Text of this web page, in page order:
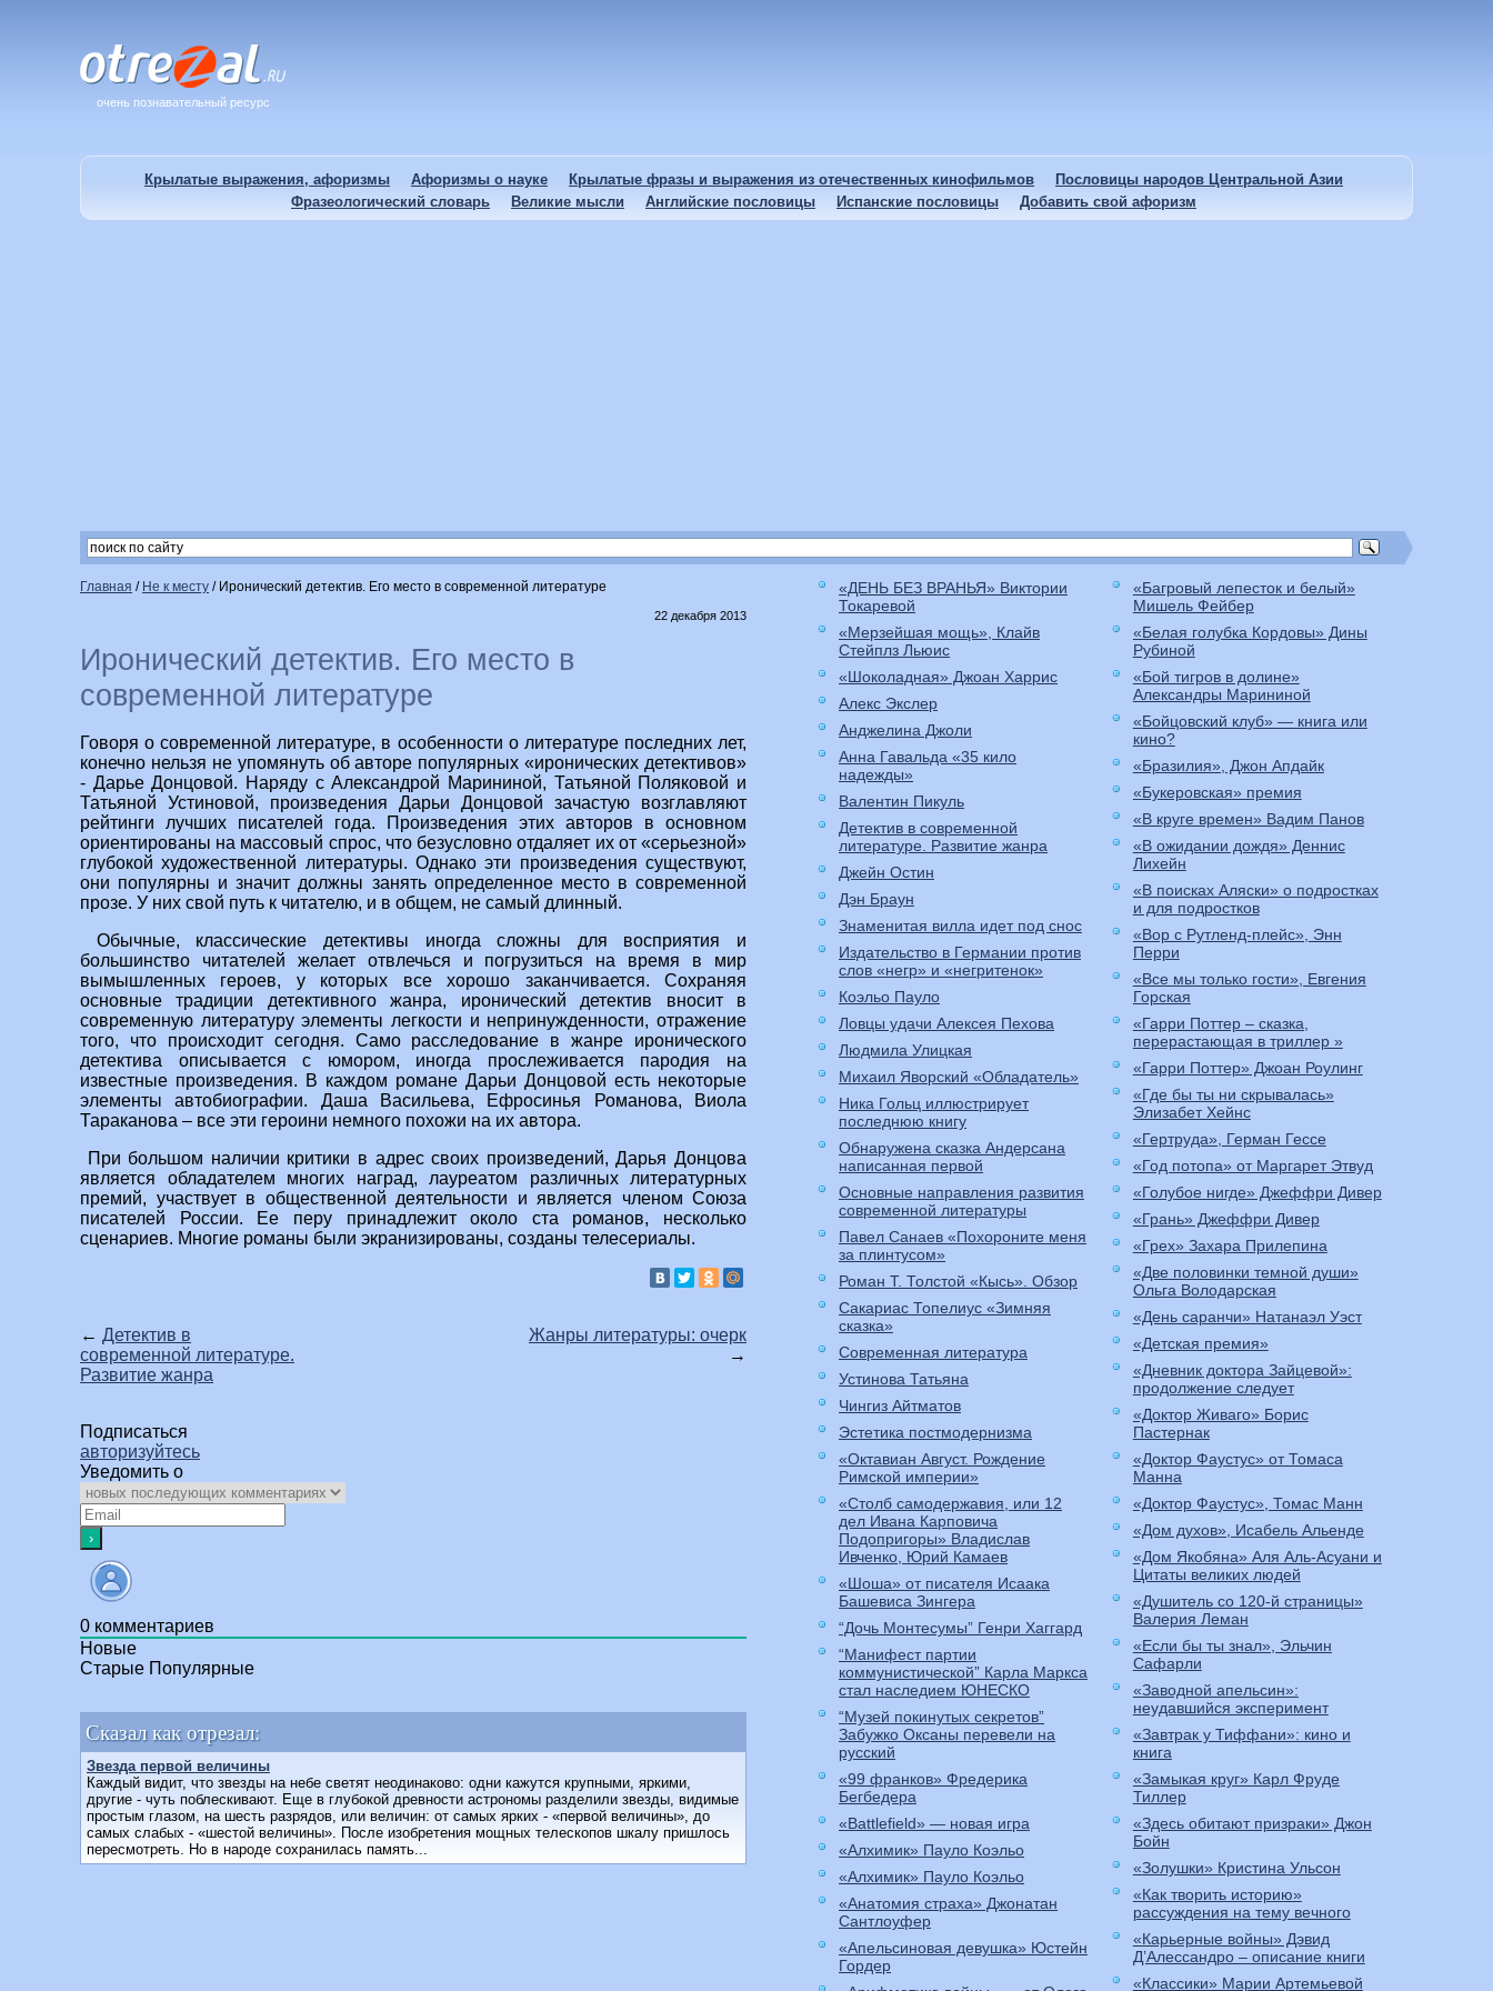
очень познавательный ресурс
Крылатые выражения, афоризмы Афоризмы о науке Крылатые фразы и выражения из отечественных кинофильмов
Пословицы народов Центральной Азии
Фразеологический словарь
Великие мысли Английские пословицы Испанские пословицы Добавить свой афоризм
Главная / Не к месту / Иронический детектив. Его место в современной литературе
22 декабря 2013
Иронический детектив. Его место в
современной литературе
Говоря о современной литературе, в особенности о литературе последних лет,
конечно нельзя не упомянуть об авторе популярных «иронических детективов»
- Дарье Донцовой. Наряду с Александрой Марининой, Татьяной Поляковой и
Татьяной Устиновой, произведения Дарьи Донцовой зачастую возглавляют
рейтинги лучших писателей года. Произведения этих авторов в основном
ориентированы на массовый спрос, что безусловно отдаляет их от «серьезной»
глубокой художественной литературы. Однако эти произведения существуют,
они популярны и значит должны занять определенное место в современной
прозе. У них свой путь к читателю, и в общем, не самый длинный.
Обычные, классические детективы иногда сложны для восприятия и
большинство читателей желает отвлечься и погрузиться на время в мир
вымышленных героев, у которых все хорошо заканчивается. Сохраняя
основные традиции детективного жанра, иронический детектив вносит в
современную литературу элементы легкости и непринужденности, отражение
того, что происходит сегодня. Само расследование в жанре иронического
детектива описывается с юмором, иногда прослеживается пародия на
известные произведения. В каждом романе Дарьи Донцовой есть некоторые
элементы автобиографии. Даша Васильева, Ефросинья Романова, Виола
Тараканова – все эти героини немного похожи на их автора.
При большом наличии критики в адрес своих произведений, Дарья Донцова
является обладателем многих наград, лауреатом различных литературных
премий, участвует в общественной деятельности и является членом Союза
писателей России. Ее перу принадлежит около ста романов, несколько
сценариев. Многие романы были экранизированы, созданы телесериалы.
← Детектив в
современной литературе.
Развитие жанра
Жанры литературы: очерк
→
Подписаться
авторизуйтесь
Уведомить о
0 комментариев
Новые
Старые Популярные
Сказал как отрезал:
Звезда первой величины
Каждый видит, что звезды на небе светят неодинаково: одни кажутся крупными, яркими,
другие - чуть поблескивают. Еще в глубокой древности астрономы разделили звезды, видимые
простым глазом, на шесть разрядов, или величин: от самых ярких - «первой величины», до
самых слабых - «шестой величины». После изобретения мощных телескопов шкалу пришлось
пересмотреть. Но в народе сохранилась память...
«ДЕНЬ БЕЗ ВРАНЬЯ» Виктории
Токаревой
«Мерзейшая мощь», Клайв
Стейплз Льюис
«Шоколадная» Джоан Харрис
Алекс Экслер
Анджелина Джоли
Анна Гавальда «35 кило
надежды»
Валентин Пикуль
Детектив в современной
литературе. Развитие жанра
Джейн Остин
Дэн Браун
Знаменитая вилла идет под снос
Издательство в Германии против
слов «негр» и «негритенок»
Коэльо Пауло
Ловцы удачи Алексея Пехова
Людмила Улицкая
Михаил Яворский «Обладатель»
Ника Гольц иллюстрирует
последнюю книгу
Обнаружена сказка Андерсана
написанная первой
Основные направления развития
современной литературы
Павел Санаев «Похороните меня
за плинтусом»
Роман Т. Толстой «Кысь». Обзор
Сакариас Топелиус «Зимняя
сказка»
Современная литература
Устинова Татьяна
Чингиз Айтматов
Эстетика постмодернизма
«Октавиан Август. Рождение
Римской империи»
«Столб самодержавия, или 12
дел Ивана Карповича
Подопригоры» Владислав
Ивченко, Юрий Камаев
«Шоша» от писателя Исаака
Башевиса Зингера
“Дочь Монтесумы” Генри Хаггард
“Манифест партии
коммунистической” Карла Маркса
стал наследием ЮНЕСКО
“Музей покинутых секретов”
Забужко Оксаны перевели на
русский
«99 франков» Фредерика
Бегбедера
«Battlefield» — новая игра
«Алхимик» Пауло Коэльо
«Алхимик» Пауло Коэльо
«Анатомия страха» Джонатан
Сантлоуфер
«Апельсиновая девушка» Юстейн
Гордер
«Багровый лепесток и белый»
Мишель Фейбер
«Белая голубка Кордовы» Дины
Рубиной
«Бой тигров в долине»
Александры Марининой
«Бойцовский клуб» — книга или
кино?
«Бразилия», Джон Апдайк
«Букеровская» премия
«В круге времен» Вадим Панов
«В ожидании дождя» Деннис
Лихейн
«В поисках Аляски» о подростках
и для подростков
«Вор с Рутленд-плейс», Энн
Перри
«Все мы только гости», Евгения
Горская
«Гарри Поттер – сказка,
перерастающая в триллер »
«Гарри Поттер» Джоан Роулинг
«Где бы ты ни скрывалась»
Элизабет Хейнс
«Гертруда», Герман Гессе
«Год потопа» от Маргарет Этвуд
«Голубое нигде» Джеффри Дивер
«Грань» Джеффри Дивер
«Грех» Захара Прилепина
«Две половинки темной души»
Ольга Володарская
«День саранчи» Натанаэл Уэст
«Детская премия»
«Дневник доктора Зайцевой»:
продолжение следует
«Доктор Живаго» Борис
Пастернак
«Доктор Фаустус» от Томаса
Манна
«Доктор Фаустус», Томас Манн
«Дом духов», Исабель Альенде
«Дом Якобяна» Аля Аль-Асуани и
Цитаты великих людей
«Душитель со 120-й страницы»
Валерия Леман
«Если бы ты знал», Эльчин
Сафарли
«Заводной апельсин»:
неудавшийся эксперимент
«Завтрак у Тиффани»: кино и
книга
«Замыкая круг» Карл Фруде
Тиллер
«Здесь обитают призраки» Джон
Бойн
«Золушки» Кристина Ульсон
«Как творить историю»
рассуждения на тему вечного
«Карьерные войны» Дэвид
Д’Алессандро – описание книги
«Классики» Марии Артемьевой